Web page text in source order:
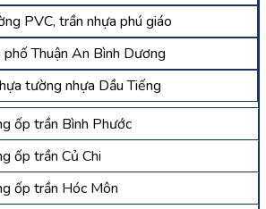
PVC, trần nhựa phú giáo
phố Thuận An Bình Dương
tường nhựa Dầu Tiếng
ốp trần Bình Phước
ốp trần Củ Chi
ốp trần Hóc Môn